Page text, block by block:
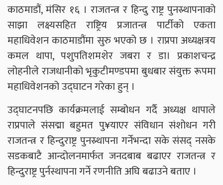
काठमाडौं, मंसिर १६ । राजतन्त्र र हिन्दु राष्ट्र पुनस्र्थापनाको
साझा लक्ष्यसहित राष्ट्रिय प्रजातन्त्र पार्टीको एकता
महाधिवेशन काठमाडौंमा सुरु भएको छ । राप्रपा अध्यक्षत्रय
कमल थापा, पशुपतिशमशेर जबरा र डा। प्रकाशचन्द्र
लोहनीले राजधानीको भृकुटीमण्डपमा बुधबार संयुक्त रूपमा
महाधिवेशनको उद्घाटन गरेका हुन् ।
उद्घाटनपछि कार्यक्रमलाई सम्बोधन गर्दै अध्यक्ष थापाले
राप्रपाले संसद्मा बहुमत पु¥याएर संविधान संशोधन गरी
राजतन्त्र र हिन्दुराष्ट्र पुनस्र्थापना गर्नेभन्दा सके संसद् नसके
सडकबाटै आन्दोलनमार्फत जनदबाब बढाएर राजतन्त्र र
हिन्दुराष्ट्र पुर्नस्थापना गर्ने रणनीति अघि बढाउने बताए ।